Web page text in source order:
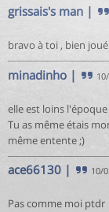
grissais's man |
bravo à toi , bien
minadinho |
elle est loins
Tu as même étais
même entente ;)
ace66130 | 10/
Pas comme moi ptdr